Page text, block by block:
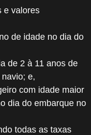
e valores
de idade no dia do
de 2 à 11 anos de
e,
com idade maior
dia do embarque no
todas as taxas